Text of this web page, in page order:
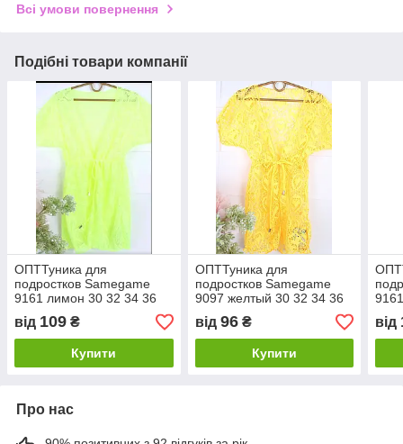
Всі умови повернення
Подібні товари компанії
ОПТТуника для
подростков Samegame
9161 лимон 30 32 34 36
від 109 ₴
Купити
ОПТТуника для
подростков Samegame
9097 желтый 30 32 34 36
від 96₴
Купити
від
Про нас